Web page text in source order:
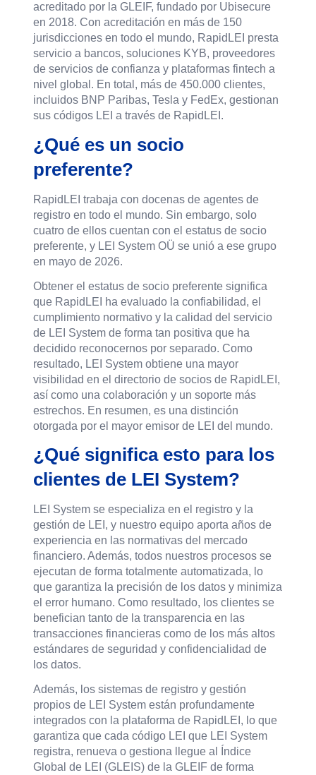
acreditado por la GLEIF, fundado por Ubisecure
en 2018. Con acreditación en más de 150
jurisdicciones en todo el mundo, RapidLEI presta
servicio a bancos, soluciones KYB, proveedores
de servicios de confianza y plataformas fintech a
nivel global. En total, más de 450.000 clientes,
incluidos BNP Paribas, Tesla y FedEx, gestionan
sus códigos LEI a través de RapidLEI.
¿Qué es un socio
preferente?
RapidLEI trabaja con docenas de agentes de
registro en todo el mundo. Sin embargo, solo
cuatro de ellos cuentan con el estatus de socio
preferente, y LEI System OÜ se unió a ese grupo
en mayo de 2026.
Obtener el estatus de socio preferente significa
que RapidLEI ha evaluado la confiabilidad, el
cumplimiento normativo y la calidad del servicio
de LEI System de forma tan positiva que ha
decidido reconocernos por separado. Como
resultado, LEI System obtiene una mayor
visibilidad en el directorio de socios de RapidLEI,
así como una colaboración y un soporte más
estrechos. En resumen, es una distinción
otorgada por el mayor emisor de LEI del mundo.
¿Qué significa esto para los
clientes de LEI System?
LEI System se especializa en el registro y la
gestión de LEI, y nuestro equipo aporta años de
experiencia en las normativas del mercado
financiero. Además, todos nuestros procesos se
ejecutan de forma totalmente automatizada, lo
que garantiza la precisión de los datos y minimiza
el error humano. Como resultado, los clientes se
benefician tanto de la transparencia en las
transacciones financieras como de los más altos
estándares de seguridad y confidencialidad de
los datos.
Además, los sistemas de registro y gestión
propios de LEI System están profundamente
integrados con la plataforma de RapidLEI, lo que
garantiza que cada código LEI que LEI System
registra, renueva o gestiona llegue al Índice
Global de LEI (GLEIS) de la GLEIF de forma